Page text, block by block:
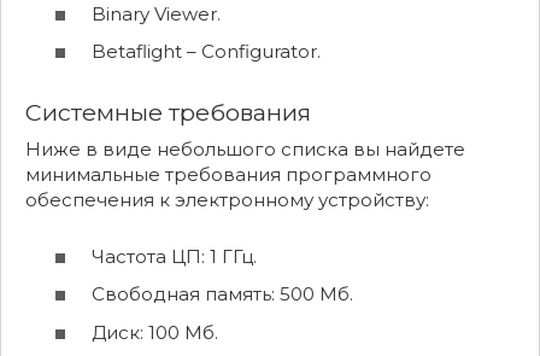
Binary Viewer.
Betaflight – Configurator.
Системные требования
Ниже в виде небольшого списка вы найдете
минимальные требования программного
обеспечения к электронному устройству:
Частота ЦП: 1 ГГц.
Свободная память: 500 Мб.
Диск: 100 Мб.